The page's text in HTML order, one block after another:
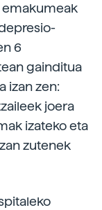
emakumeak
6
gainditua
izan zen:
joera
izateko eta
zutenek